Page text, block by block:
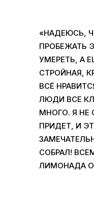
«НАДЕЮСЬ,
ПРОБЕЖАТЬ
УМЕРЕТЬ, А
СТРОЙНАЯ,
ВСЁ
ЛЮДИ ВСЕ
МНОГО. Я НЕ
ПРИДЕТ, И
СОБРАЛ!
ЛИМОНАДА